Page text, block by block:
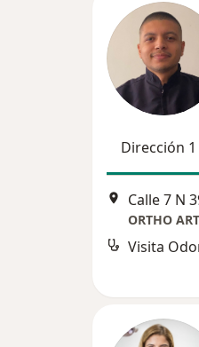
Dirección 1
ORTHO
Visita